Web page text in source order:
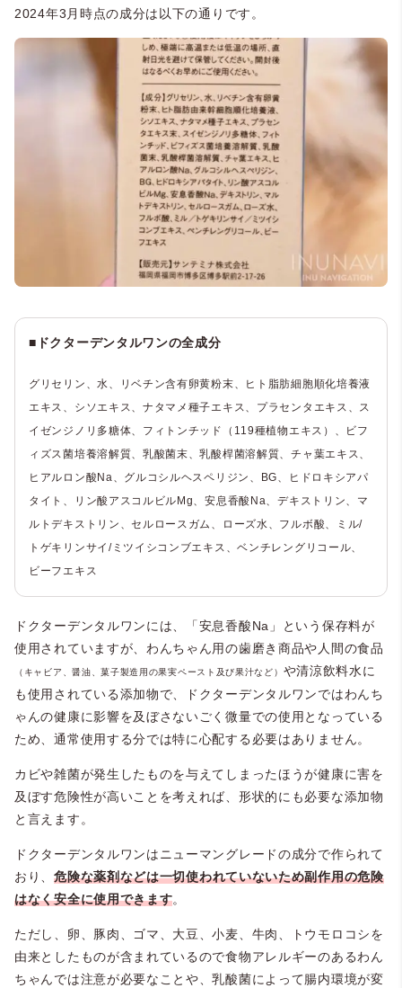
2024年3月時点の成分は以下の通りです。
■ドクターデンタルワンの全成分
グリセリン、水、リベチン含有卵黄粉末、ヒト脂肪細胞順化培養液
エキス、シソエキス、ナタマメ種子エキス、プラセンタエキス、ス
イゼンジノリ多糖体、フィトンチッド（119種植物エキス）、ビフ
ィズス菌培養溶解質、乳酸菌末、乳酸桿菌溶解質、チャ葉エキス、
ヒアルロン酸Na、グルコシルヘスペリジン、BG、ヒドロキシアパ
タイト、リン酸アスコルビルMg、安息香酸Na、デキストリン、マ
ルトデキストリン、セルロースガム、ローズ水、フルボ酸、ミル/
トゲキリンサイ/ミツイシコンブエキス、ベンチレングリコール、
ビーフエキス
ドクターデンタルワンには、「安息香酸Na」という保存料が
使用されていますが、わんちゃん用の歯磨き商品や人間の食品
（キャビア、醤油、菓子製造用の果実ペースト及び果汁など） や清涼飲料水に
も使用されている添加物で、ドクターデンタルワンではわんち
ゃんの健康に影響を及ぼさないごく微量での使用となっている
ため、通常使用する分では特に心配する必要はありません。
カビや雑菌が発生したものを与えてしまったほうが健康に害を
及ぼす危険性が高いことを考えれば、形状的にも必要な添加物
と言えます。
ドクターデンタルワンはニューマングレードの成分で作られて
おり、危険な薬剤などは一切使われていないため副作用の危険
はなく安全に使用できます。
ただし、卵、豚肉、ゴマ、大豆、小麦、牛肉、トウモロコシを
由来としたものが含まれているので食物アレルギーのあるわん
ちゃんでは注意が必要なことや、乳酸菌によって腸内環境が変